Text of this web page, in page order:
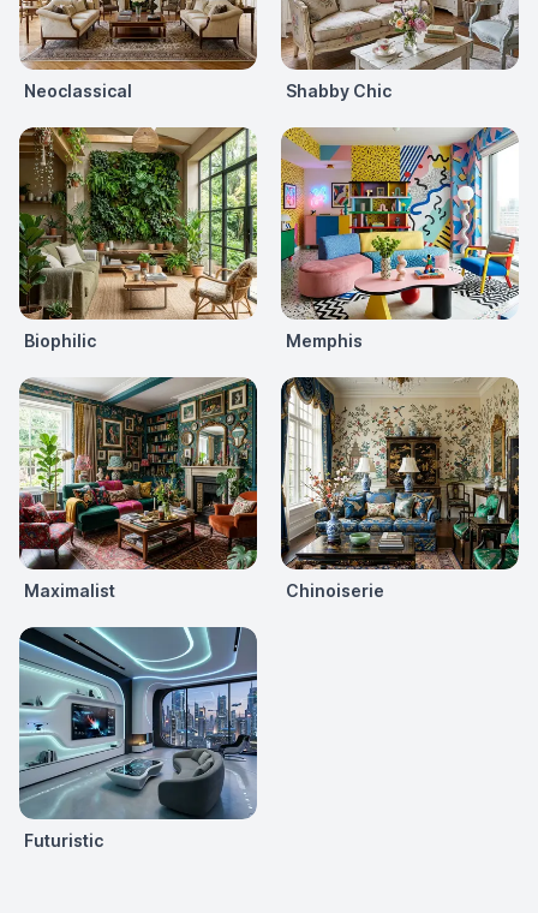
Neoclassical Shabby Chic
Biophilic Memphis
Maximalist Chinoiserie
Futuristic